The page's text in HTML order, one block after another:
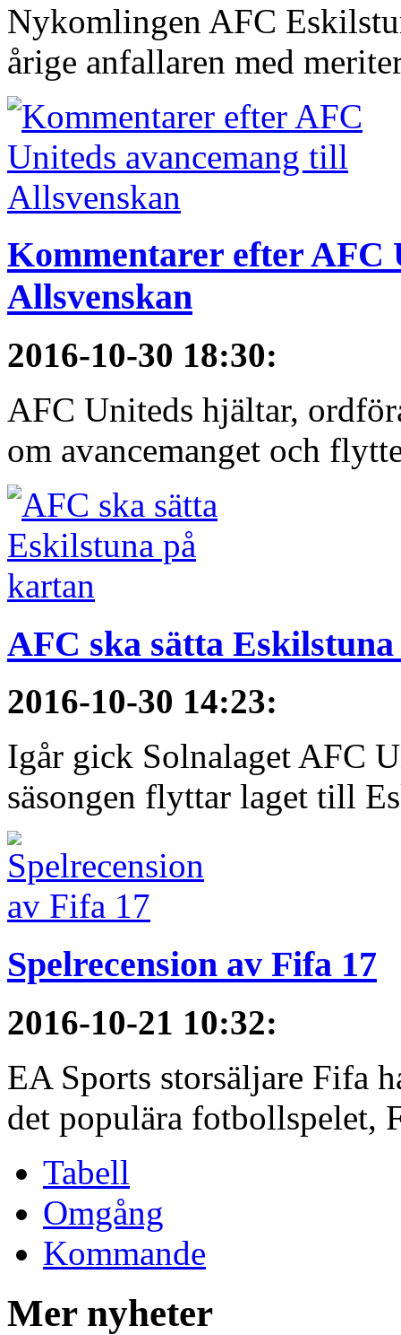
Nykomlingen AFC
årige anfallaren med
Kommentarer efter AFC
Allsvenskan
2016-10-30 18:30:
AFC Uniteds hjältar,
om avancemanget och
AFC ska sätta
2016-10-30 14:23:
Igår gick Solnalaget AFC
säsongen flyttar laget till
Spelrecension av Fifa 17
2016-10-21 10:32:
EA Sports storsäljare Fifa
det populära fotbollspelet,
Tabell
Omgång
Kommande
Mer nyheter